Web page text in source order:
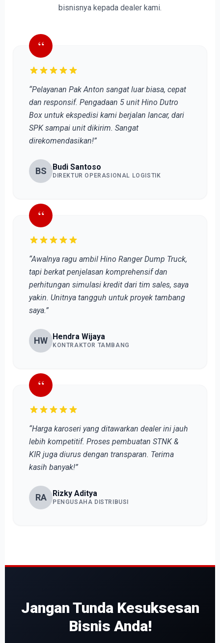
bisnisnya kepada dealer kami.
“
“Pelayanan Pak Anton sangat luar biasa, cepat
dan responsif. Pengadaan 5 unit Hino Dutro
Box untuk ekspedisi kami berjalan lancar, dari
SPK sampai unit dikirim. Sangat
direkomendasikan!”
BS Budi Santoso
DIREKTUR OPERASIONAL LOGISTIK
“
“Awalnya ragu ambil Hino Ranger Dump Truck,
tapi berkat penjelasan komprehensif dan
perhitungan simulasi kredit dari tim sales, saya
yakin. Unitnya tangguh untuk proyek tambang
saya.”
HW Hendra Wijaya
KONTRAKTOR TAMBANG
“
“Harga karoseri yang ditawarkan dealer ini jauh
lebih kompetitif. Proses pembuatan STNK &
KIR juga diurus dengan transparan. Terima
kasih banyak!”
RA Rizky Aditya
PENGUSAHA DISTRIBUSI
Jangan Tunda Kesuksesan
Bisnis Anda!